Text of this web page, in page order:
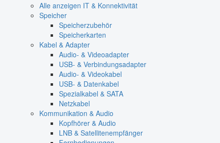
Alle anzeigen IT & Konnektivität
Speicher
Speicherzubehör
Speicherkarten
Kabel & Adapter
Audio- & Videoadapter
USB- & Verbindungsadapter
Audio- & Videokabel
USB- & Datenkabel
Spezialkabel & SATA
Netzkabel
Kommunikation & Audio
Kopfhörer & Audio
LNB & Satellitenempfänger